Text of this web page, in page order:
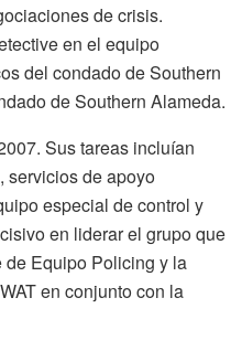
de crisis.
en el equipo
del condado de Southern
de Southern Alameda.
Sus tareas incluían
servicios de apoyo
especial de control y
en liderar el grupo que
Equipo Policing y la
en conjunto con la